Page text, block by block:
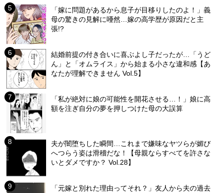
「嫁に問題があるから息子が目移りしたのよ！」義
母の驚きの見解に唖然…嫁の高学歴が原因だと主
張!?
結婚前提の付き合いに喜ぶよし子だったが…「うど
ん」と「オムライス」から始まる小さな違和感【あ
なたが理解できません Vol.5】
「私が絶対に娘の可能性を開花させる…！」娘に高
額を注ぎ自分の夢を押しつけた母の大誤算
夫が闇堕ちした瞬間…これまで嫌味なヤツらが媚び
へつらう姿は滑稽だな！【母親ならすべてを許さな
いとダメですか？ Vol.28】
「元嫁と別れた理由ってそれ？」友人から夫の過去